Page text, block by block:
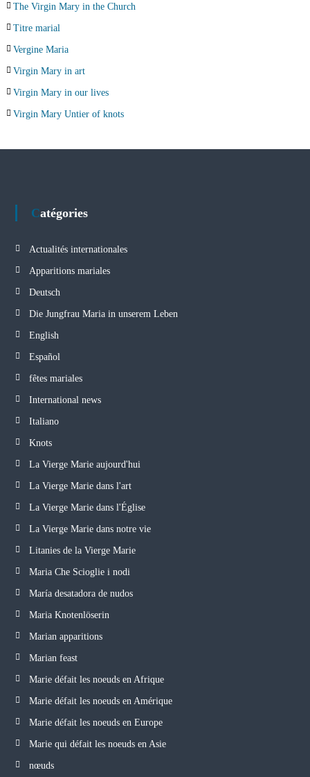
The Virgin Mary in the Church
Titre marial
Vergine Maria
Virgin Mary in art
Virgin Mary in our lives
Virgin Mary Untier of knots
Catégories
Actualités internationales
Apparitions mariales
Deutsch
Die Jungfrau Maria in unserem Leben
English
Español
fêtes mariales
International news
Italiano
Knots
La Vierge Marie aujourd'hui
La Vierge Marie dans l'art
La Vierge Marie dans l'Église
La Vierge Marie dans notre vie
Litanies de la Vierge Marie
Maria Che Scioglie i nodi
María desatadora de nudos
Maria Knotenlöserin
Marian apparitions
Marian feast
Marie défait les noeuds en Afrique
Marie défait les noeuds en Amérique
Marie défait les noeuds en Europe
Marie qui défait les noeuds en Asie
nœuds